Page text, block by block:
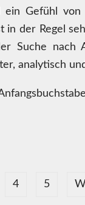
Gefühl
in der Regel
nach
analytisch
4 5